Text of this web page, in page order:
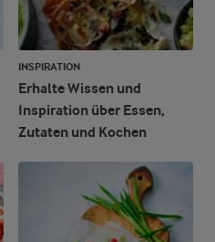
INSPIRATION
Erhalte Wissen und
Inspiration über Essen,
Zutaten und Kochen